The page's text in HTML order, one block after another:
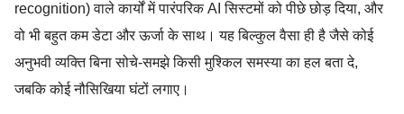
recognition) वाले कार्यों में पारंपरिक AI सिस्टमों को पीछे छोड़ दिया, और
वो भी बहुत कम डेटा और ऊर्जा के साथ। यह बिल्कुल वैसा ही है जैसे कोई
अनुभवी व्यक्ति बिना सोचे-समझे किसी मुश्किल समस्या का हल बता दे,
जबकि कोई नौसिखिया घंटों लगाए।